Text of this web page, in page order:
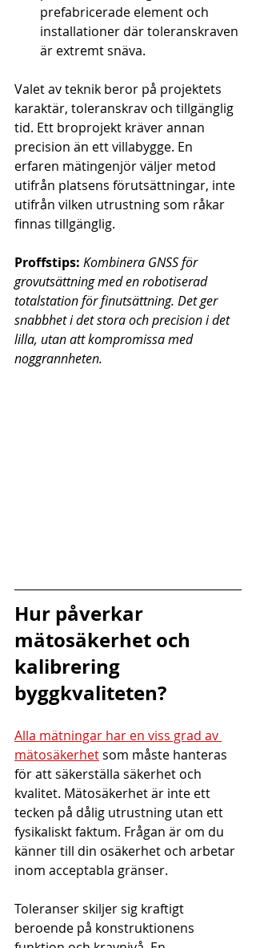
prefabricerade element och
installationer där toleranskraven
är extremt snäva.
Valet av teknik beror på projektets
karaktär, toleranskrav och tillgänglig
tid. Ett broprojekt kräver annan
precision än ett villabygge. En
erfaren mätingenjör väljer metod
utifrån platsens förutsättningar, inte
utifrån vilken utrustning som råkar
finnas tillgänglig.
Proffstips: Kombinera GNSS för
grovutsättning med en robotiserad
totalstation för finutsättning. Det ger
snabbhet i det stora och precision i det
lilla, utan att kompromissa med
noggrannheten.
Hur påverkar
mätosäkerhet och
kalibrering
byggkvaliteten?
Alla mätningar har en viss grad av
mätosäkerhet som måste hanteras
för att säkerställa säkerhet och
kvalitet. Mätosäkerhet är inte ett
tecken på dålig utrustning utan ett
fysikaliskt faktum. Frågan är om du
känner till din osäkerhet och arbetar
inom acceptabla gränser.
Toleranser skiljer sig kraftigt
beroende på konstruktionens